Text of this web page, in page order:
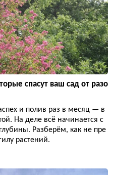
спасут ваш сад от разо
и полив раз в месяц — в
На деле всё начинается с
Разберём, как не пре
растений.